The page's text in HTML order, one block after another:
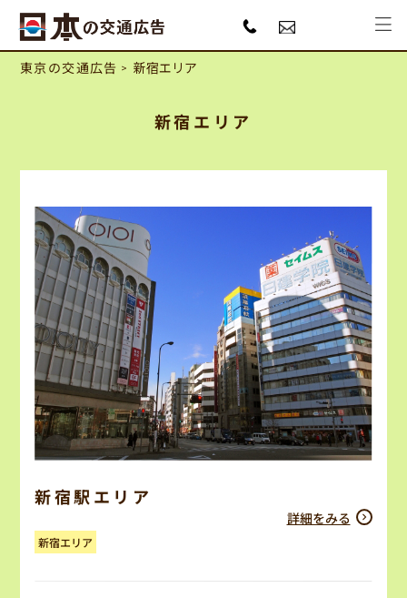
東京の交通広告 新宿エリア
新宿エリア
新宿駅エリア
詳細をみる
新宿エリア